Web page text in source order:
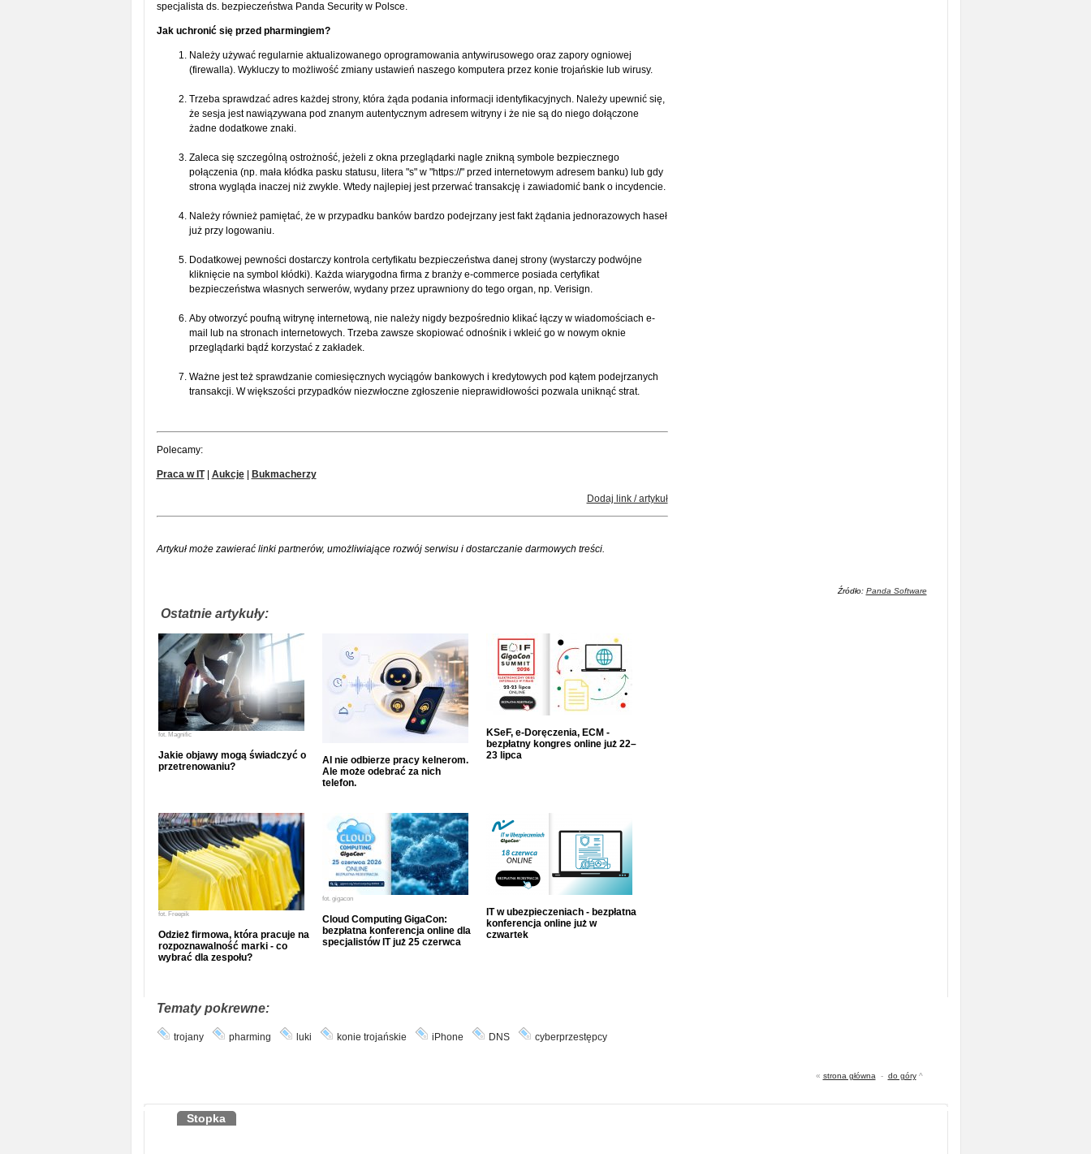
specjalista ds. bezpieczeństwa Panda Security w Polsce.
Jak uchronić się przed pharmingiem?
Należy używać regularnie aktualizowanego oprogramowania antywirusowego oraz zapory ogniowej
(firewalla). Wykluczy to możliwość zmiany ustawień naszego komputera przez konie trojańskie lub wirusy.
Trzeba sprawdzać adres każdej strony, która żąda podania informacji identyfikacyjnych. Należy upewnić się,
że sesja jest nawiązywana pod znanym autentycznym adresem witryny i że nie są do niego dołączone
żadne dodatkowe znaki.
Zaleca się szczególną ostrożność, jeżeli z okna przeglądarki nagle znikną symbole bezpiecznego
połączenia (np. mała kłódka pasku statusu, litera "s" w "https://" przed internetowym adresem banku) lub gdy
strona wygląda inaczej niż zwykle. Wtedy najlepiej jest przerwać transakcję i zawiadomić bank o incydencie.
Należy również pamiętać, że w przypadku banków bardzo podejrzany jest fakt żądania jednorazowych haseł
już przy logowaniu.
Dodatkowej pewności dostarczy kontrola certyfikatu bezpieczeństwa danej strony (wystarczy podwójne
kliknięcie na symbol kłódki). Każda wiarygodna firma z branży e-commerce posiada certyfikat
bezpieczeństwa własnych serwerów, wydany przez uprawniony do tego organ, np. Verisign.
Aby otworzyć poufną witrynę internetową, nie należy nigdy bezpośrednio klikać łączy w wiadomościach e-
mail lub na stronach internetowych. Trzeba zawsze skopiować odnośnik i wkleić go w nowym oknie
przeglądarki bądź korzystać z zakładek.
Ważne jest też sprawdzanie comiesięcznych wyciągów bankowych i kredytowych pod kątem podejrzanych
transakcji. W większości przypadków niezwłoczne zgłoszenie nieprawidłowości pozwala uniknąć strat.
Polecamy:
Praca w IT| Aukcje| Bukmacherzy
Dodaj link / artykuł
Artykuł może zawierać linki partnerów, umożliwiające rozwój serwisu i dostarczanie darmowych treści.
Źródło: Panda Software
Ostatnie artykuły:
fot. Magnific
Jakie objawy mogą świadczyć o
przetrenowaniu?
AI nie odbierze pracy kelnerom.
Ale może odebrać za nich
telefon.
KSeF, e-Doręczenia, ECM -
bezpłatny kongres online już 22–
23 lipca
fot. Freepik
Odzież firmowa, która pracuje na
rozpoznawalność marki - co
wybrać dla zespołu?
fot. gigacon
Cloud Computing GigaCon:
bezpłatna konferencja online dla
specjalistów IT już 25 czerwca
IT w ubezpieczeniach - bezpłatna
konferencja online już w
czwartek
Tematy pokrewne:
trojany pharming luki konie trojańskie iPhone DNS cyberprzestępcy
« strona główna - do góry^
Stopka